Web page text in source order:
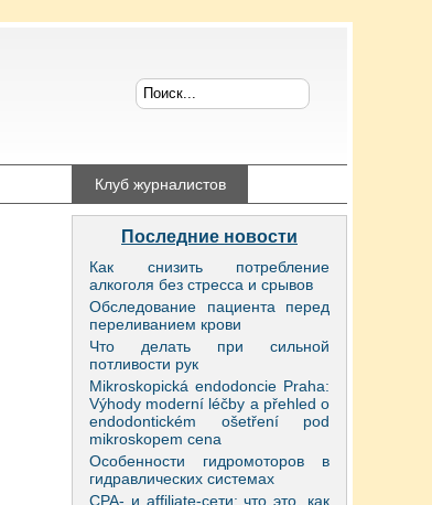
Клуб журналистов
Последние новости
Как снизить потребление
алкоголя без стресса и срывов
Обследование пациента перед
переливанием крови
Что делать при сильной
потливости рук
Mikroskopická endodoncie Praha:
Výhody moderní léčby a přehled o
endodontickém ošetření pod
mikroskopem cena
Особенности гидромоторов в
гидравлических системах
CPA- и affiliate-сети: что это, как